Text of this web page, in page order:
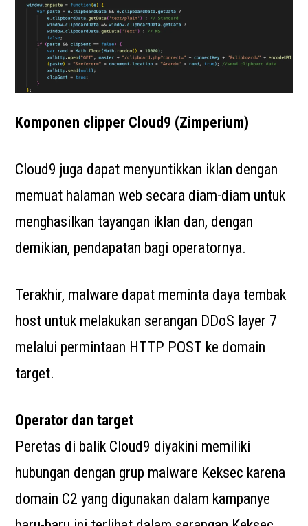
Komponen clipper Cloud9 (Zimperium)
Cloud9 juga dapat menyuntikkan iklan dengan
memuat halaman web secara diam-diam untuk
menghasilkan tayangan iklan dan, dengan
demikian, pendapatan bagi operatornya.
Terakhir, malware dapat meminta daya tembak
host untuk melakukan serangan DDoS layer 7
melalui permintaan HTTP POST ke domain
target.
Operator dan target
Peretas di balik Cloud9 diyakini memiliki
hubungan dengan grup malware Keksec karena
domain C2 yang digunakan dalam kampanye